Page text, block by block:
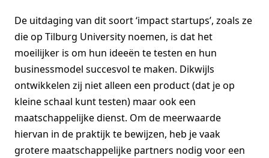
De uitdaging van dit soort ‘impact startups’, zoals ze
die op Tilburg University noemen, is dat het
moeilijker is om hun ideeën te testen en hun
businessmodel succesvol te maken. Dikwijls
ontwikkelen zij niet alleen een product (dat je op
kleine schaal kunt testen) maar ook een
maatschappelijke dienst. Om de meerwaarde
hiervan in de praktijk te bewijzen, heb je vaak
grotere maatschappelijke partners nodig voor een